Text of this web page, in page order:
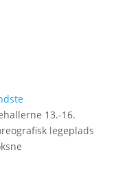
13.-16.
legeplads